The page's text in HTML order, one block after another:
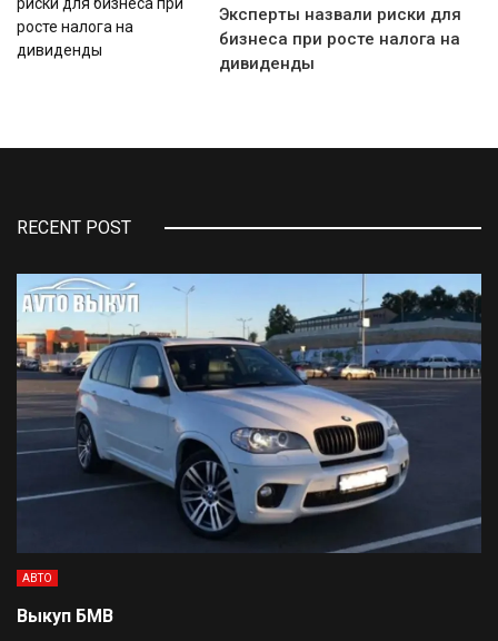
Эксперты назвали риски для
бизнеса при росте налога на
дивиденды
RECENT POST
АВТО
Выкуп БМВ